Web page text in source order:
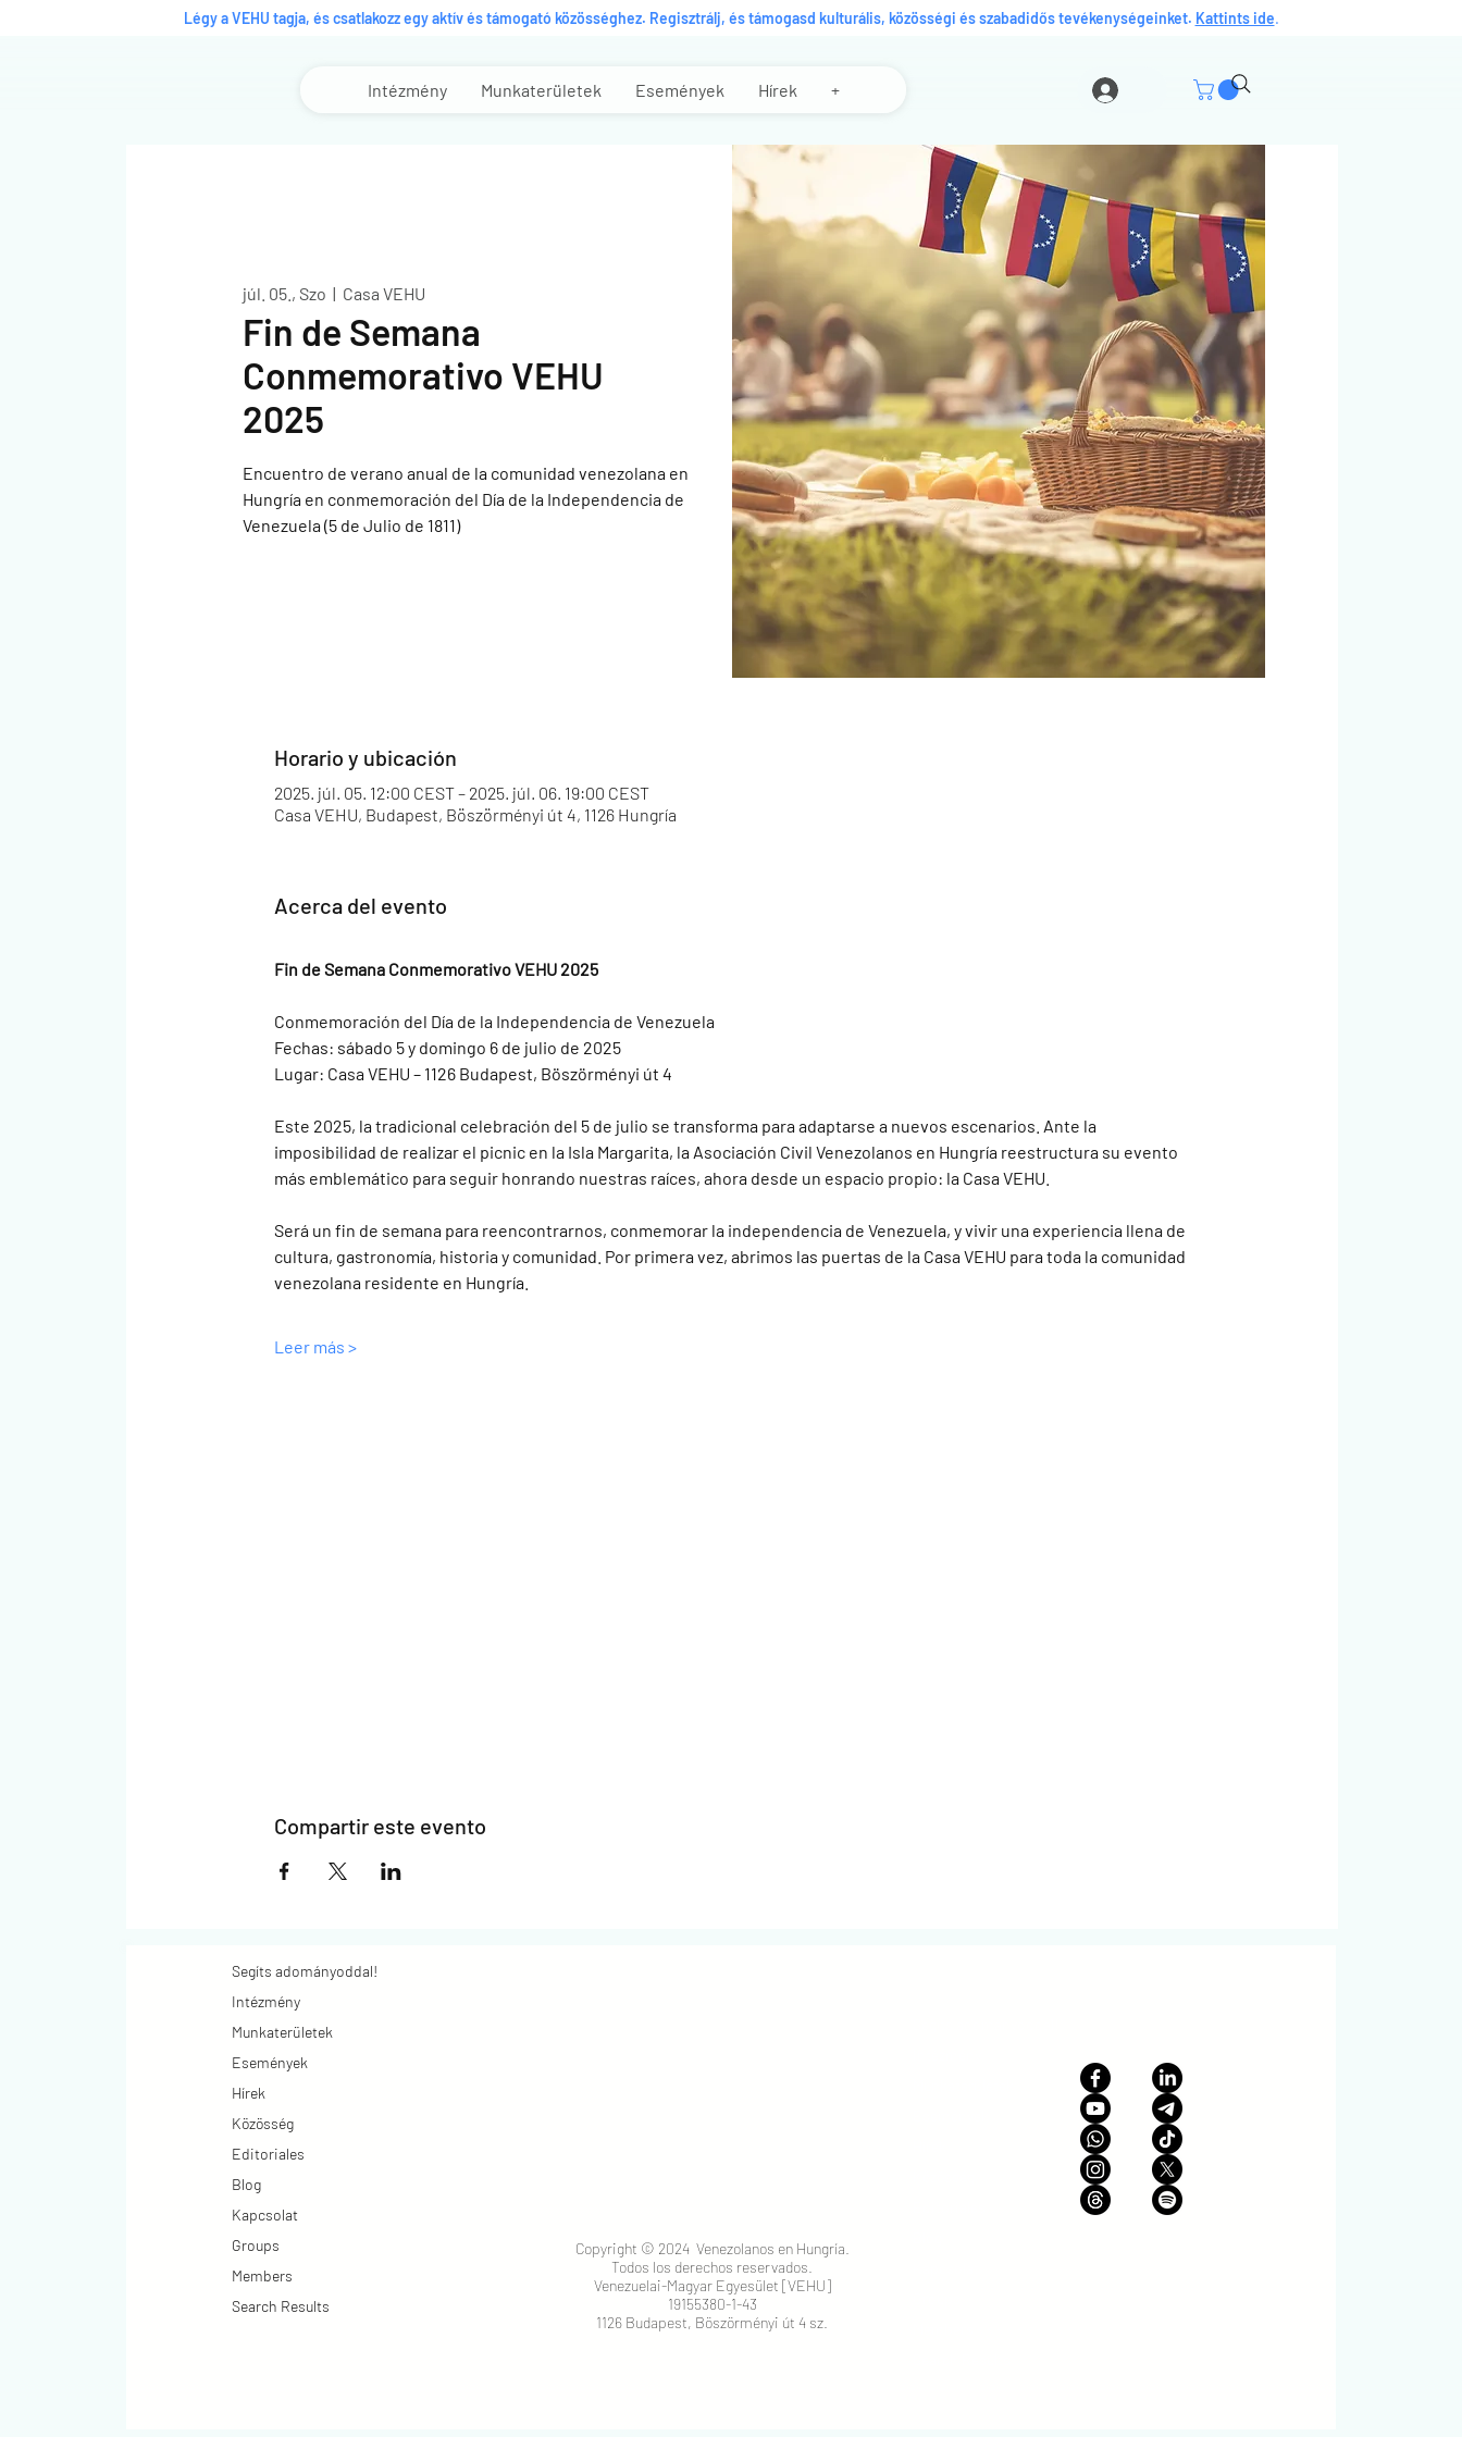
Légy a VEHU tagja, és csatlakozz egy aktív és támogató közösséghez. Regisztrálj, és támogasd kulturális, közösségi és szabadidős tevékenységeinket. Kattints ide.
Intézmény Munkaterületek Események Hírek +
júl. 05., Szo
  |
Casa VEHU
Fin de Semana
Conmemorativo VEHU
2025
Encuentro de verano anual de la comunidad venezolana en
Hungría en conmemoración del Día de la Independencia de
Venezuela (5 de Julio de 1811)
Horario y ubicación
2025. júl. 05. 12:00 CEST – 2025. júl. 06. 19:00 CEST
Casa VEHU, Budapest, Böszörményi út 4, 1126 Hungría
Acerca del evento
Fin de Semana Conmemorativo VEHU 2025
Conmemoración del Día de la Independencia de Venezuela
Fechas: sábado 5 y domingo 6 de julio de 2025
Lugar: Casa VEHU – 1126 Budapest, Böszörményi út 4
Este 2025, la tradicional celebración del 5 de julio se transforma para adaptarse a nuevos escenarios. Ante la
imposibilidad de realizar el picnic en la Isla Margarita, la Asociación Civil Venezolanos en Hungría reestructura su evento
más emblemático para seguir honrando nuestras raíces, ahora desde un espacio propio: la Casa VEHU.
Será un fin de semana para reencontrarnos, conmemorar la independencia de Venezuela, y vivir una experiencia llena de
cultura, gastronomía, historia y comunidad. Por primera vez, abrimos las puertas de la Casa VEHU para toda la comunidad
venezolana residente en Hungría.
Leer más >
Compartir este evento
Segíts adományoddal!
Intézmény
Munkaterületek
Események
Hírek
Közösség
Editoriales
Blog
Kapcsolat
Groups
Members
Search Results
Copyright © 2024 Venezolanos en Hungría.
Todos los derechos reservados.
Venezuelai-Magyar Egyesület [VEHU]
19155380-1-43
1126 Budapest, Böszörményi út 4 sz.​